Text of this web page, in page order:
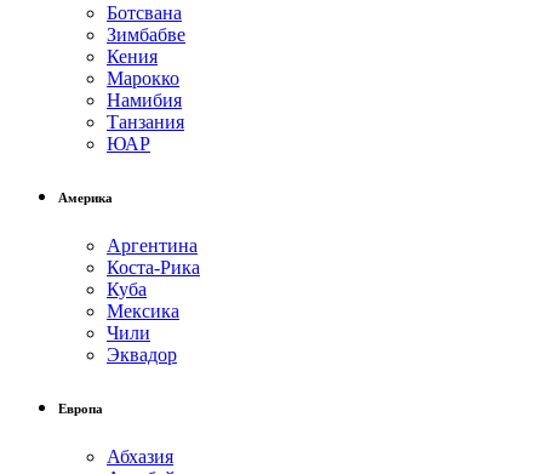
Ботсвана
Зимбабве
Кения
Марокко
Намибия
Танзания
ЮАР
Америка
Аргентина
Коста-Рика
Куба
Мексика
Чили
Эквадор
Европа
Абхазия